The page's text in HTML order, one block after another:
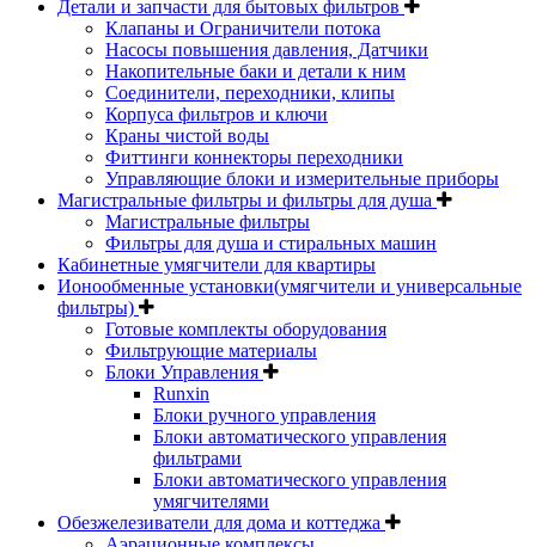
Детали и запчасти для бытовых фильтров
Клапаны и Ограничители потока
Насосы повышения давления, Датчики
Накопительные баки и детали к ним
Соединители, переходники, клипы
Корпуса фильтров и ключи
Краны чистой воды
Фиттинги коннекторы переходники
Управляющие блоки и измерительные приборы
Магистральные фильтры и фильтры для душа
Магистральные фильтры
Фильтры для душа и стиральных машин
Кабинетные умягчители для квартиры
Ионообменные установки(умягчители и универсальные
фильтры)
Готовые комплекты оборудования
Фильтрующие материалы
Блоки Управления
Runxin
Блоки ручного управления
Блоки автоматического управления
фильтрами
Блоки автоматического управления
умягчителями
Обезжелезиватели для дома и коттеджа